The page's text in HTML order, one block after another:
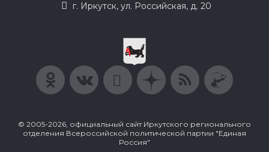
г. Иркутск, ул. Российская, д. 20
© 2005-2026, официальный сайт Иркутского регионального
отделения Всероссийской политической партии "Единая
Россия"